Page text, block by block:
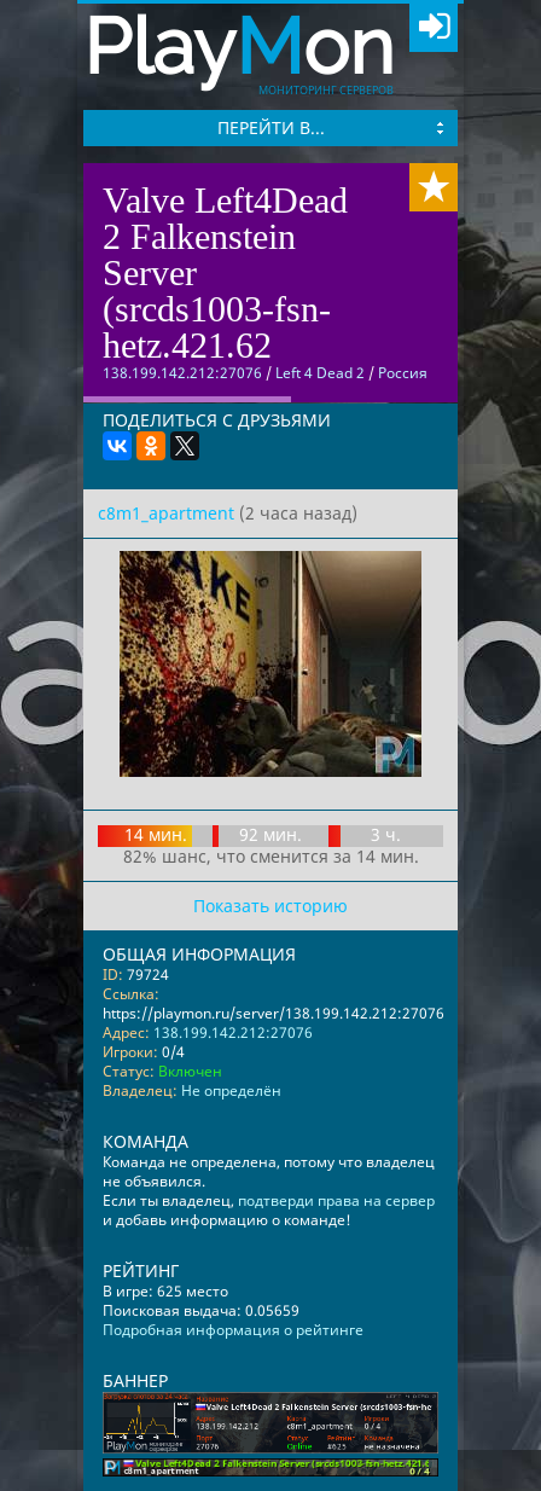
PlayMon
МОНИТОРИНГ СЕРВЕРОВ
ПЕРЕЙТИ В...
Valve Left4Dead
2 Falkenstein
Server
(srcds1003-fsn-
hetz.421.62
138.199.142.212:27076 / Left 4 Dead 2 / Россия
ПОДЕЛИТЬСЯ С ДРУЗЬЯМИ
c8m1_apartment (2 часа назад)
14 мин. 92 мин.
3 ч.
82% шанс, что сменится за 14 мин.
Показать историю
ОБЩАЯ ИНФОРМАЦИЯ
ID: 79724
Ссылка:
https://playmon.ru/server/138.199.142.212:27076
Адрес: 138.199.142.212:27076
Игроки: 0/4
Статус: Включен
Владелец: Не определён
КОМАНДА
Команда не определена, потому что владелец
не объявился.
Если ты владелец, подтверди права на сервер
и добавь информацию о команде!
РЕЙТИНГ
В игре: 625 место
Поисковая выдача: 0.05659
Подробная информация о рейтинге
БАННЕР